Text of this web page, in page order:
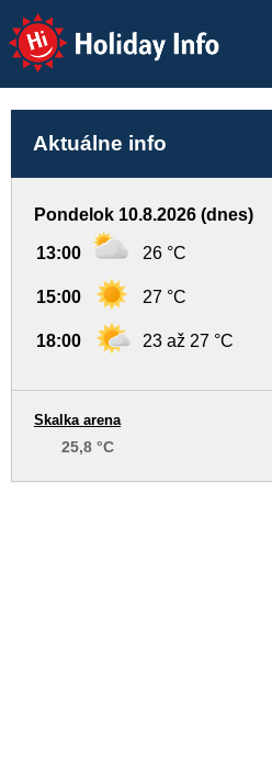
Holiday Info
Aktuálne info
Pondelok 10.8.2026 (dnes)
13:00 26 °C
15:00 27 °C
18:00 23 až 27 °C
Skalka arena
25,8 °C